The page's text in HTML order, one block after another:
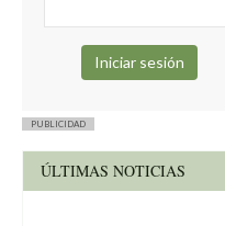
PUBLICIDAD
ÚLTIMAS NOTICIAS